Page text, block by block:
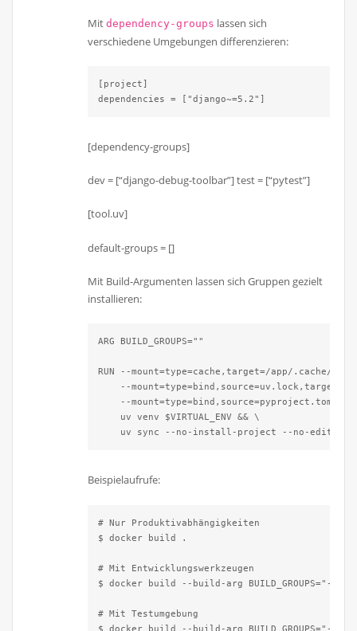
Mitdependency-groups lassen sich
verschiedene Umgebungen differenzieren:
[project]
dependencies = ["django~=5.2"]
[dependency-groups]
dev = [“django-debug-toolbar”] test = [“pytest”]
[tool.uv]
default-groups = []
Mit Build-Argumenten lassen sich Gruppen gezielt
installieren:
ARG BUILD_GROUPS=""
RUN --mount=type=cache,target=/app/.cache/uv \
--
--
    uv venv $VIRTUAL_ENV && \
uv sync --no-install-project --no-
Beispielaufrufe:
# Nur Produktivabhängigkeiten
$ docker build .
# Mit Entwicklungswerkzeugen
$ docker build --build-arg BUILD_GROUPS="--
# Mit Testumgebung
$ docker build --build-arg BUILD_GROUPS="--